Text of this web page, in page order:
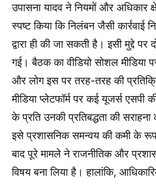
उपासना यादव ने नियमों और अधिकार
स्पष्ट किया कि निलंबन जैसी कार्रवाई
द्वारा ही की जा सकती है। इसी मुद्दे
गई। बैठक का वीडियो सोशल मीडिया
और लोग इस पर तरह-तरह की
मीडिया प्लेटफॉर्म पर कई यूजर्स एसपी
के प्रति उनकी प्रतिबद्धता की
इसे प्रशासनिक समन्वय की कमी के
बाद पूरे मामले ने राजनीतिक और
विषय बना लिया है। हालांकि,